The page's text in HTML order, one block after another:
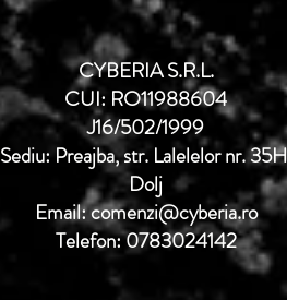
CYBERIA S.R.L.
CUI: RO11988604
J16/502/1999
Sediu: Preajba, str. Lalelelor nr.
Dolj
Email: comenzi@cyberia.ro
Telefon: 0783024142